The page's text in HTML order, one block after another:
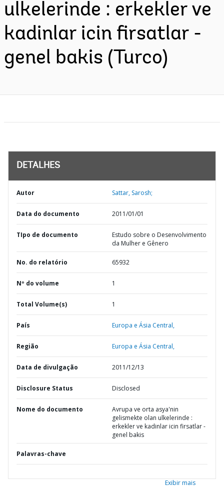
ulkelerinde : erkekler ve
kadinlar icin firsatlar -
genel bakis (Turco)
DETALHES
Autor Sattar, Sarosh;
Data do documento 2011/01/01
TIpo de documento
Estudo sobre o Desenvolvimento
da Mulher e Gênero
No. do relatório 65932
Nº do volume 1
Total Volume(s) 1
País Europa e Ásia Central,
Região Europa e Ásia Central,
Data de divulgação 2011/12/13
Disclosure Status Disclosed
Nome do documento
Avrupa ve orta asya'nin
gelismekte olan ulkelerinde :
erkekler ve kadinlar icin firsatlar -
genel bakis
Palavras-chave
Exibir mais